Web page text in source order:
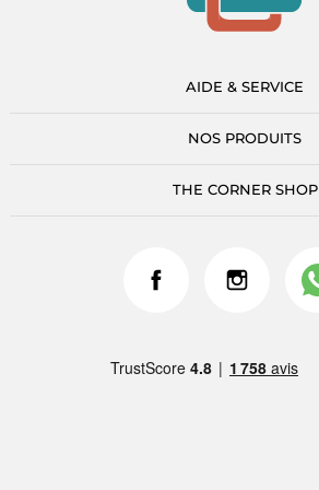
AIDE & SERVICE
NOS PRODUITS
THE CORNER SHOP